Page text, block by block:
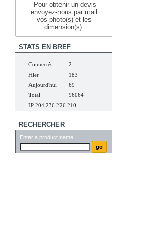
Pour obtenir un devis
envoyez-nous par mail
vos photo(s) et les
dimension(s).
STATS EN BREF
Connectés
2
Hier
183
Aujourd'hui
69
Total
96064
IP 204.236.226.210
RECHERCHER
Enter a product name